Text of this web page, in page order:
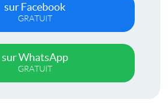
sur Facebook
GRATUIT
sur WhatsApp
GRATUIT